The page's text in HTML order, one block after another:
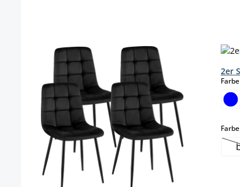
2er
Farbe
Farbe